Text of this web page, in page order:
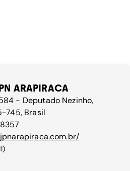
ARAPIRACA
- Deputado Nezinho,
745, Brasil
)